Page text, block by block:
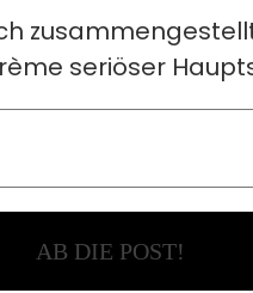
seriöser